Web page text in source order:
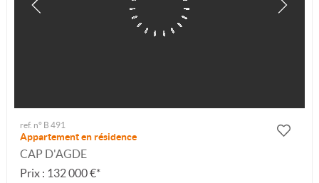
ref. n° B 491
Appartement en résidence
CAP D'AGDE
Prix : 132 000 €*